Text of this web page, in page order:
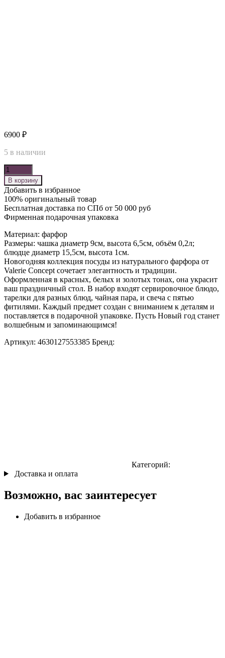
6900 ₽
5 в наличии
Количество
В корзину
Добавить в избранное
100% оригинальный товар
Бесплатная доставка по СПб от 50 000 руб
Фирменная подарочная упаковка
Материал: фарфор
Размеры: чашка диаметр 9см, высота 6,5см, объём 0,2л;
блюдце диаметр 15,5см, высота 1см.
Новогодняя коллекция посуды из натурального фарфора от
Valerie Concept сочетает элегантность и традиции.
Оформленная в красных, белых и золотых тонах, она украсит
ваш праздничный стол. В набор входят сервировочное блюдо,
тарелки для разных блюд, чайная пара, и свеча с пятью
фитилями. Каждый предмет создан с вниманием к деталям и
поставляется в подарочной упаковке. Пусть Новый год станет
волшебным и запоминающимся!
Артикул: 4630127553385 Бренд:
Категорий:
Доставка и оплата
Возможно, вас заинтересует
Добавить в избранное